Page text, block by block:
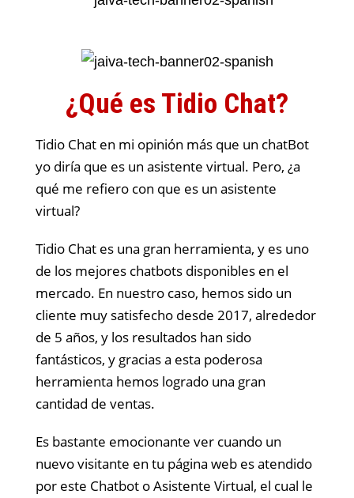
¿Qué es Tidio Chat?
Tidio Chat en mi opinión más que un chatBot
yo diría que es un asistente virtual. Pero, ¿a
qué me refiero con que es un asistente
virtual?
Tidio Chat es una gran herramienta, y es uno
de los mejores chatbots disponibles en el
mercado. En nuestro caso, hemos sido un
cliente muy satisfecho desde 2017, alrededor
de 5 años, y los resultados han sido
fantásticos, y gracias a esta poderosa
herramienta hemos logrado una gran
cantidad de ventas.
Es bastante emocionante ver cuando un
nuevo visitante en tu página web es atendido
por este Chatbot o Asistente Virtual, el cual le